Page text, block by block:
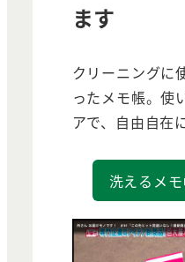
ます
クリーニングに
ったメモ帳。使
アで、自由自在に
洗えるメ